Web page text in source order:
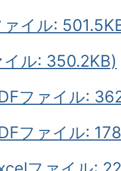
イル:
ル: 350.2KB)
ファイル:
ファイル: